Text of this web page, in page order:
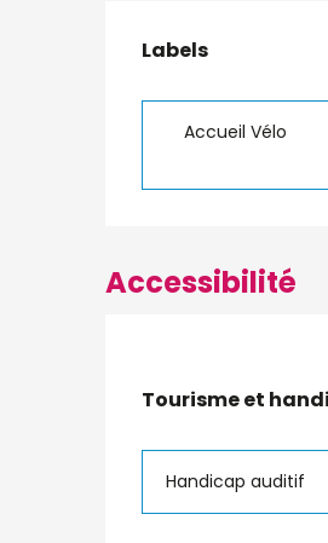
Offres
Labels
Labels
Accueil Vélo
Accessibilité
Tourisme et
Tourisme et
Handicap auditif